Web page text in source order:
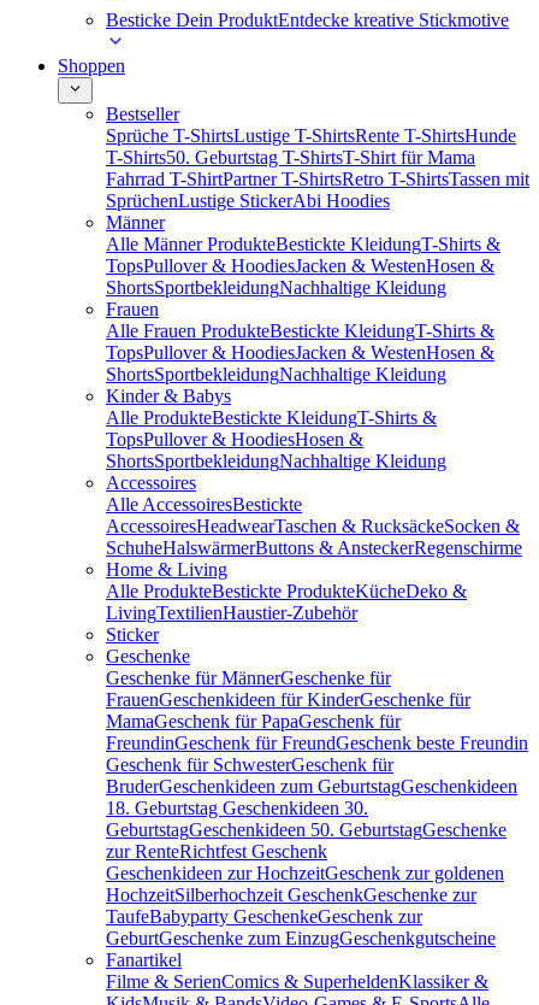
Besticke Dein ProduktEntdecke kreative Stickmotive
Shoppen
Bestseller
Sprüche T-ShirtsLustige T-ShirtsRente T-ShirtsHunde
T-Shirts50. Geburtstag T-ShirtsT-Shirt für Mama
Fahrrad T-ShirtPartner T-ShirtsRetro T-ShirtsTassen mit
SprüchenLustige StickerAbi Hoodies
Männer
Alle Männer ProdukteBestickte KleidungT-Shirts &
TopsPullover & HoodiesJacken & WestenHosen &
ShortsSportbekleidungNachhaltige Kleidung
Frauen
Alle Frauen ProdukteBestickte KleidungT-Shirts &
TopsPullover & HoodiesJacken & WestenHosen &
ShortsSportbekleidungNachhaltige Kleidung
Kinder & Babys
Alle ProdukteBestickte KleidungT-Shirts &
TopsPullover & HoodiesHosen &
ShortsSportbekleidungNachhaltige Kleidung
Accessoires
Alle AccessoiresBestickte
AccessoiresHeadwearTaschen & RucksäckeSocken &
SchuheHalswärmerButtons & AnsteckerRegenschirme
Home & Living
Alle ProdukteBestickte ProdukteKücheDeko &
LivingTextilienHaustier-Zubehör
Sticker
Geschenke
Geschenke für MännerGeschenke für
FrauenGeschenkideen für KinderGeschenke für
MamaGeschenk für PapaGeschenk für
FreundinGeschenk für FreundGeschenk beste Freundin
Geschenk für SchwesterGeschenk für
BruderGeschenkideen zum GeburtstagGeschenkideen
18. Geburtstag Geschenkideen 30.
GeburtstagGeschenkideen 50. GeburtstagGeschenke
zur RenteRichtfest Geschenk
Geschenkideen zur HochzeitGeschenk zur goldenen
HochzeitSilberhochzeit GeschenkGeschenke zur
TaufeBabyparty GeschenkeGeschenk zur
GeburtGeschenke zum EinzugGeschenkgutscheine
Fanartikel
Filme & SerienComics & SuperheldenKlassiker &